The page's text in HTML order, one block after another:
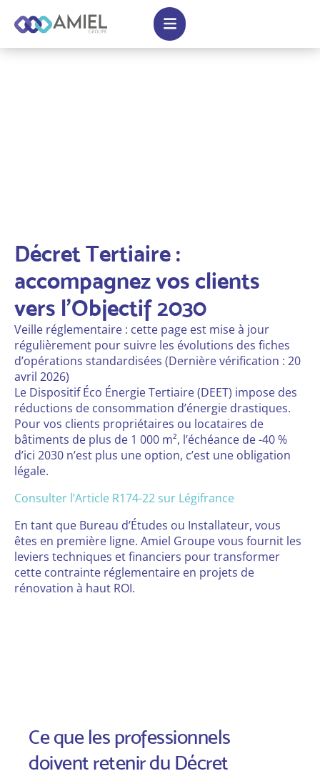
Décret Tertiaire :
accompagnez vos clients
vers l'Objectif 2030
Veille réglementaire : cette page est mise à jour
régulièrement pour suivre les évolutions des fiches
d’opérations standardisées (Dernière vérification : 20
avril 2026)
Le Dispositif Éco Énergie Tertiaire (DEET) impose des
réductions de consommation d’énergie drastiques.
Pour vos clients propriétaires ou locataires de
bâtiments de plus de 1 000 m², l’échéance de -40 %
d’ici 2030 n’est plus une option, c’est une obligation
légale.
Consulter l’Article R174-22 sur Légifrance
En tant que Bureau d’Études ou Installateur, vous
êtes en première ligne. Amiel Groupe vous fournit les
leviers techniques et financiers pour transformer
cette contrainte réglementaire en projets de
rénovation à haut ROI.
Ce que les professionnels
doivent retenir du Décret